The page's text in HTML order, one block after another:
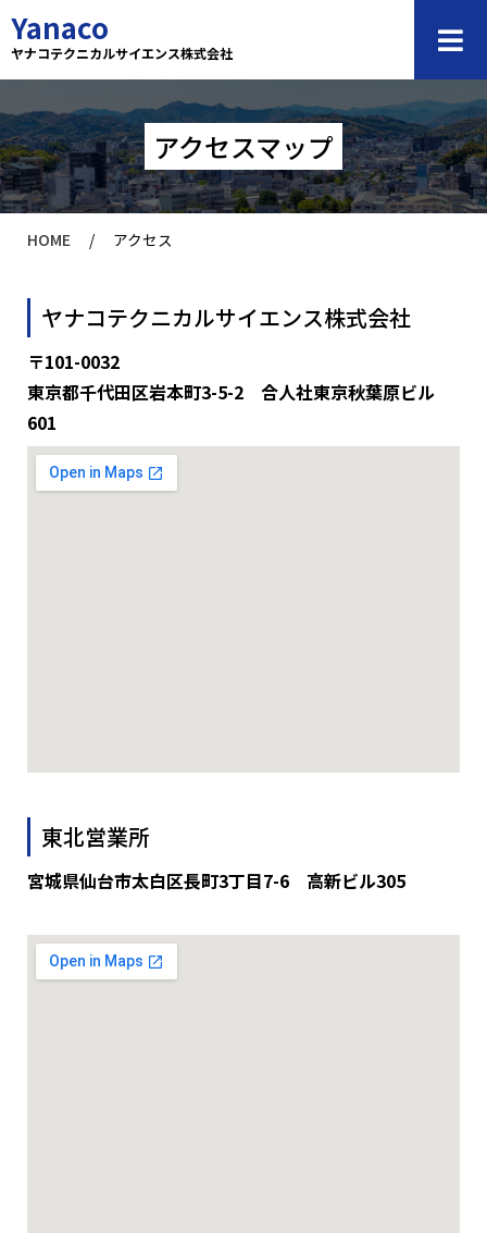
キ
ッ
プ
Yanaco
ヤナコテクニカルサイエンス株式会社
アクセスマップ
HOME / アクセス
ヤナコテクニカルサイエンス株式会社
〒101-0032
東京都千代田区岩本町3-5-2 合人社東京秋葉原ビル
601
東北営業所
宮城県仙台市太白区長町3丁目7-6 高新ビル305